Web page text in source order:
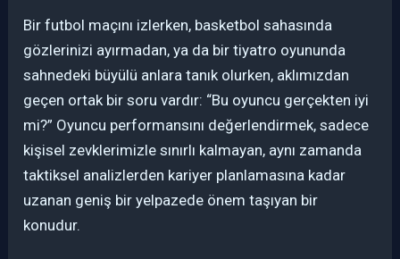
Bir futbol maçını izlerken, basketbol sahasında
gözlerinizi ayırmadan, ya da bir tiyatro oyununda
sahnedeki büyülü anlara tanık olurken, aklımızdan
geçen ortak bir soru vardır: “Bu oyuncu gerçekten iyi
mi?” Oyuncu performansını değerlendirmek, sadece
kişisel zevklerimizle sınırlı kalmayan, aynı zamanda
taktiksel analizlerden kariyer planlamasına kadar
uzanan geniş bir yelpazede önem taşıyan bir
konudur.